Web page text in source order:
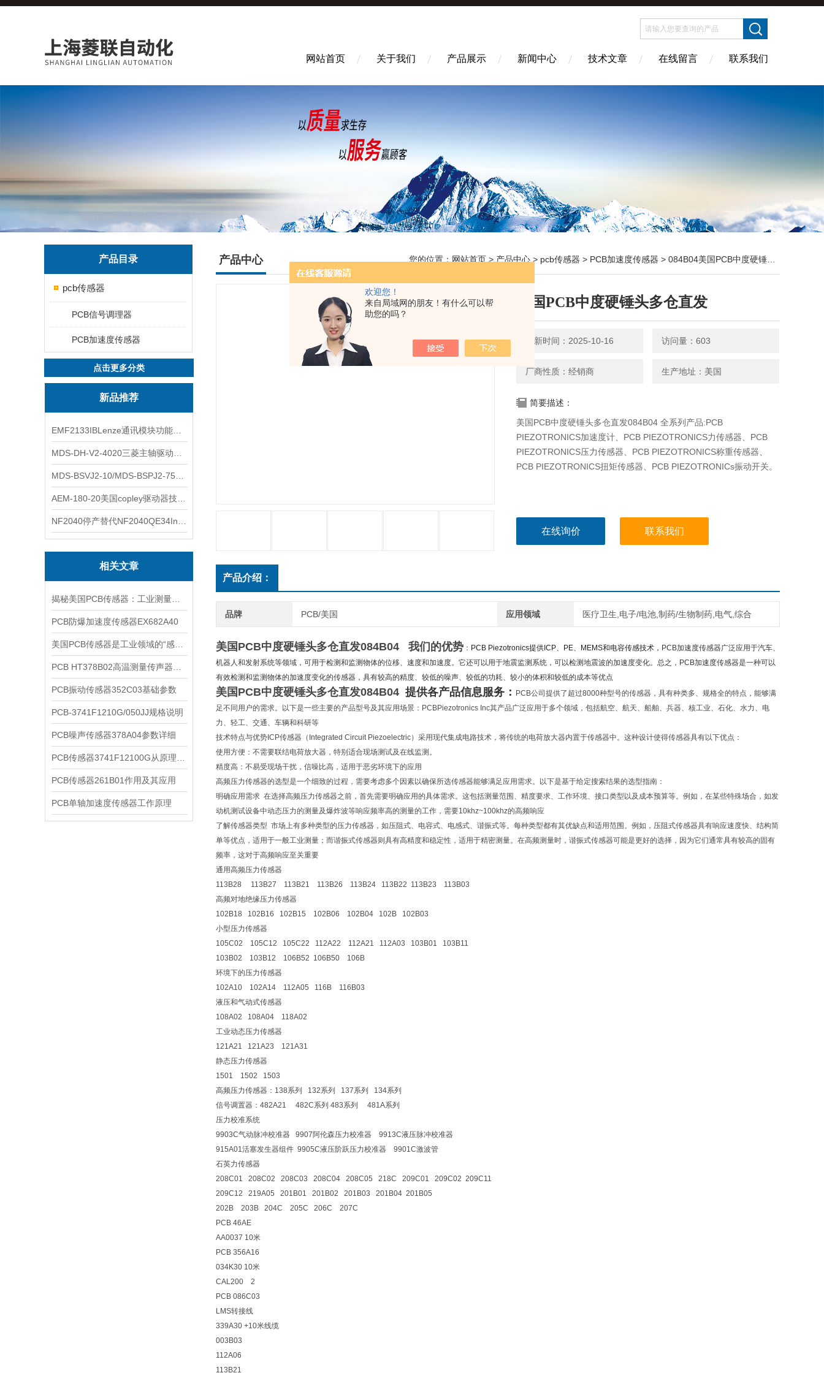
欢迎您！
来自局域网的朋友！有什么可以帮
助您的吗？
网站首页 关于我们 产品展示 新闻中心 技术文章 在线留言 联系我们
产品目录
pcb传感器
PCB信号调理器
PCB加速度传感器
点击更多分类
新品推荐
相关文章
PCB防爆加速度传感器EX682A40
PCB振动传感器352C03基础参数
PCB-3741F1210G/050JJ规格说明
PCB噪声传感器378A04参数详细
PCB传感器261B01作用及其应用
PCB单轴加速度传感器工作原理
产品中心 您的位置： 网站首页 > 产品中心 > pcb传感器 > PCB加速度传感器 > 084B04美国PCB中度硬锤头多仓直发
美国PCB中度硬锤头多仓直发
更新时间：2025-10-16 访问量：603
厂商性质：经销商 生产地址：美国
简要描述：
美国PCB中度硬锤头多仓直发084B04 全系列产品:PCB
PIEZOTRONICS加速度计、PCB PIEZOTRONICS力传感器、PCB
PIEZOTRONICS压力传感器、PCB PIEZOTRONICS称重传感器、
PCB PIEZOTRONICS扭矩传感器、PCB PIEZOTRONICs振动开关。
在线询价 联系我们
产品介绍：
品牌 PCB/美国 应用领域 医疗卫生,电子/电池,制药/生物制药,电气,综合
美国PCB中度硬锤头多仓直发084B04 我们的优势 ： PCB Piezotronics提供ICP、PE、MEMS和电容传感技术， PCB加速度传感器广泛应用于汽车、
机器人和发射系统等领域，可用于检测和监测物体的位移、速度和加速度。它还可以用于地震监测系统，可以检测地震波的加速度变化。总之，PCB加速度传感器是一种可以
有效检测和监测物体的加速度变化的传感器，具有较高的精度、较低的噪声、较低的功耗、较小的体积和较低的成本等优点
美国PCB中度硬锤头多仓直发084B04 提供各产品信息服务：
PCB公司提供了超过8000种型号的传感器，具有种类多、规格全的特点，能够满
足不同用户的需求。以下是一些主要的产品型号及其应用场景：PCBPiezotronics Inc其产品广泛应用于多个领域，包括航空、航天、船舶、兵器、核工业、石化、水力、电
力、轻工、交通、车辆和科研等
技术特点与优势ICP传感器（Integrated Circuit Piezoelectric）采用现代集成电路技术，将传统的电荷放大器内置于传感器中。这种设计使得传感器具有以下优点：
使用方便：不需要联结电荷放大器，特别适合现场测试及在线监测。
精度高：不易受现场干扰，信噪比高，适用于恶劣环境下的应用
高频压力传感器的选型是一个细致的过程，需要考虑多个因素以确保所选传感器能够满足应用需求。以下是基于给定搜索结果的选型指南：
明确应用需求 在选择高频压力传感器之前，首先需要明确应用的具体需求。这包括测量范围、精度要求、工作环境、接口类型以及成本预算等。例如，在某些特殊场合，如发
动机测试设备中动态压力的测量及爆炸波等响应频率高的测量的工作，需要10khz~100khz的高频响应
了解传感器类型 市场上有多种类型的压力传感器，如压阻式、电容式、电感式、谐振式等。每种类型都有其优缺点和适用范围。例如，压阻式传感器具有响应速度快、结构简
单等优点，适用于一般工业测量；而谐振式传感器则具有高精度和稳定性，适用于精密测量。在高频测量时，谐振式传感器可能是更好的选择，因为它们通常具有较高的固有
频率，这对于高频响应至关重要
通用高频压力传感器
113B28 113B27 113B21 113B26 113B24 113B22 113B23 113B03
高频对地绝缘压力传感器
102B18 102B16 102B15 102B06 102B04 102B 102B03
小型压力传感器
105C02 105C12 105C22 112A22 112A21 112A03 103B01 103B11
103B02 103B12 106B52 106B50 106B
环境下的压力传感器
102A10 102A14 112A05 116B 116B03
液压和气动式传感器
108A02 108A04 118A02
工业动态压力传感器
121A21 121A23 121A31
静态压力传感器
1501 1502 1503
高频压力传感器：138系列 132系列 137系列 134系列
信号调置器：482A21 482C系列 483系列 481A系列
压力校准系统
9903C气动脉冲校准器 9907阿伦森压力校准器 9913C液压脉冲校准器
915A01活塞发生器组件 9905C液压阶跃压力校准器 9901C激波管
石英力传感器
208C01 208C02 208C03 208C04 208C05 218C 209C01 209C02 209C11
209C12 219A05 201B01 201B02 201B03 201B04 201B05
202B 203B 204C 205C 206C 207C
PCB 46AE
AA0037 10米
PCB 356A16
034K30 10米
CAL200 2
PCB 086C03
LMS转接线
339A30 +10米线缆
003B03
112A06
113B21